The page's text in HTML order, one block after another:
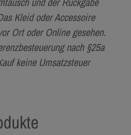
Kleid oder Accessoire
Ort oder Online gesehen.
nach §25a
keine Umsatzsteuer